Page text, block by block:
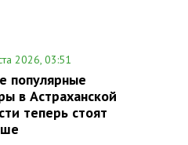
2026, 03:51
популярные
в Астраханской
теперь стоят